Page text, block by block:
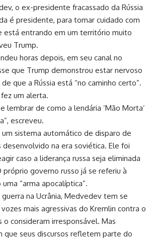
o ex-presidente fracassado da Rússia
é presidente, para tomar cuidado com
está entrando em um território muito
Trump.
horas depois, em seu canal no
que Trump demonstrou estar nervoso
que a Rússia está “no caminho certo”.
um alerta.
lembrar de como a lendária ‘Mão Morta’
escreveu.
um sistema automático de disparo de
desenvolvido na era soviética. Ele foi
caso a liderança russa seja eliminada
próprio governo russo já se referiu à
“arma apocalíptica”.
na Ucrânia, Medvedev tem se
mais agressivas do Kremlin contra o
o consideram irresponsável. Mas
que seus discursos refletem parte do